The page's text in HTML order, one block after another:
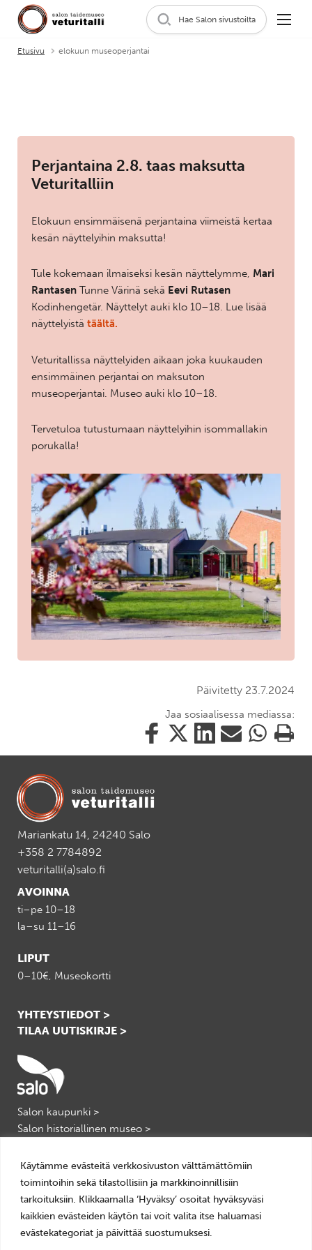
Käytämme evästeitä verkkosivuston välttämättömiin
toimintoihin sekä tilastollisiin ja markkinoinnillisiin
tarkoituksiin. Klikkaamalla ‘Hyväksy’ osoitat hyväksyväsi
kaikkien evästeiden käytön tai voit valita itse haluamasi
evästekategoriat ja päivittää suostumuksesi.
Hae Salon sivustoilta
Etusivu elokuun museoperjantai
Perjantaina 2.8. taas maksutta
Veturitalliin
Elokuun ensimmäisenä perjantaina viimeistä kertaa
kesän näyttelyihin maksutta!
Tule kokemaan ilmaiseksi kesän näyttelymme, Mari
Rantasen Tunne Värinä sekä Eevi Rutasen
Kodinhengetär. Näyttelyt auki klo 10–18. Lue lisää
näyttelyistä täältä.
Veturitallissa näyttelyiden aikaan joka kuukauden
ensimmäinen perjantai on maksuton
museoperjantai. Museo auki klo 10–18.
Tervetuloa tutustumaan näyttelyihin isommallakin
porukalla!
Päivitetty 23.7.2024
Jaa sosiaalisessa mediassa:
Jaa
Jaa
Jaa
Jaa
Jaa
Tulosta
Mariankatu 14, 24240 Salo
+358 2 7784892
veturitalli(a)salo.fi
AVOINNA
ti–pe 10–18
la–su 11–16
LIPUT
0–10€, Museokortti
YHTEYSTIEDOT >
TILAA UUTISKIRJE >
Salon kaupunki >
Salon historiallinen museo >
VisitSalo >